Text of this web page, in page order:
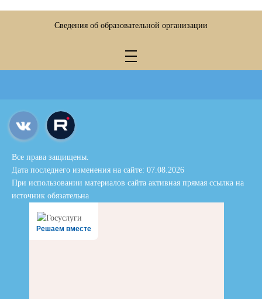
Сведения об образовательной организации
Все права защищены.
Дата последнего изменения на сайте: 07.08.2026
При использовании материалов сайта активная прямая ссылка на
источник обязательна
Решаем вместе